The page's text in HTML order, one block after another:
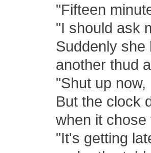
"Fifteen
"I should ask
Suddenly she
another thud
"Shut up
But the clock
when it chose
"It's getting